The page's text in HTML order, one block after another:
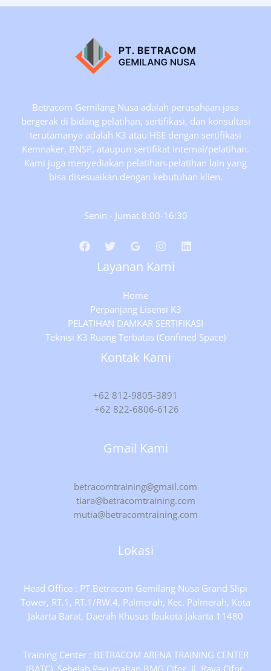
Maret
2020,
Bintaro.
Betracom Gemilang Nusa adalah perusahaan jasa
bergerak di bidang pelatihan, sertifikasi, dan konsultasi
terutamanya adalah K3 atau HSE dengan sertifikasi
Kemnaker, BNSP, ataupun sertifikat internal/pelatihan.
Kami juga menyediakan pelatihan-pelatihan lain yang
bisa disesuaikan dengan kebutuhan klien.
Senin - Jumat 8:00-16:30
Layanan Kami
Home
Perpanjang Lisensi K3
PELATIHAN DAMKAR SERTIFIKASI
Teknisi K3 Ruang Terbatas (Confined Space)
Kontak Kami
+62 812-9805-3891
+62 822-6806-6126
Gmail Kami
betracomtraining@gmail.com
tiara@betracomtraining.com
mutia@betracomtraining.com
Lokasi
Head Office : PT.Betracom Gemilang Nusa Grand Slipi
Tower, RT.1, RT.1/RW.4, Palmerah, Kec. Palmerah, Kota
Jakarta Barat, Daerah Khusus Ibukota Jakarta 11480
Training Center : BETRACOM ARENA TRAINING CENTER